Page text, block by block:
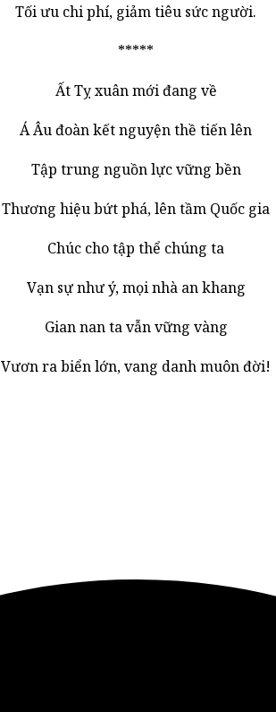
Tối ưu chi phí, giảm tiêu sức người.
*****
Ất Tỵ xuân mới đang về
Á Âu đoàn kết nguyện thề tiến lên
Tập trung nguồn lực vững bền
Thương hiệu bứt phá, lên tầm Quốc gia
Chúc cho tập thể chúng ta
Vạn sự như ý, mọi nhà an khang
Gian nan ta vẫn vững vàng
Vươn ra biển lớn, vang danh muôn đời!